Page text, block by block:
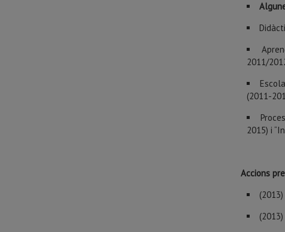
2011/
(2011-
2015) i
Accions